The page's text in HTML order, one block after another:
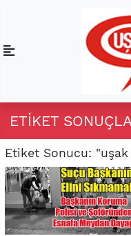
ETIKET
Etiket Sonucu: